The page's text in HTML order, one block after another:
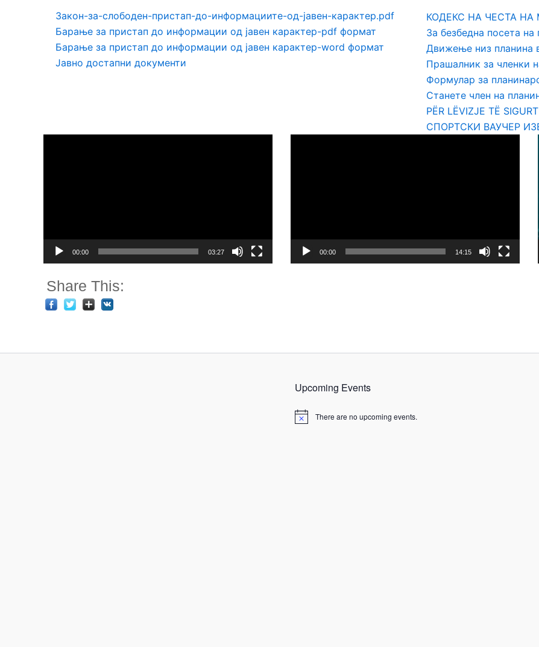
Закон-за-слободен-пристап-до-информациите-од-јавен-карактер.pdf
Барање за пристап до информации од јавен карактер-pdf формат
Барање за пристап до информации од јавен карактер-word формат
Јавно достапни документи
КОДЕКС НА ЧЕСТА
За безбедна посета
Движење низ планина
Прашалник за членки
Формулар за
Станете член на
PËR LËVIZJE TË
СПОРТСКИ ВАУЧЕР
00:00 03:27 00:00 14:15
Share This:
Upcoming Events
N
There are no upcoming events.